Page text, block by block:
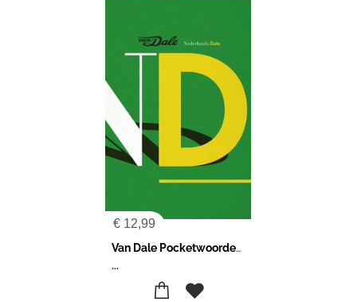
€ 12,99
Van Dale Pocketwoordenboek Nederlands-Duits
...